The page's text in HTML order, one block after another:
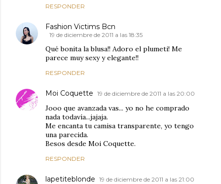
RESPONDER
Fashion Victims Bcn
19 de diciembre de 2011 a las 18:35
Qué bonita la blusa!! Adoro el plumeti! Me
parece muy sexy y elegante!!
RESPONDER
Moi Coquette 19 de diciembre de 2011 a las 20:00
Jooo que avanzada vas... yo no he comprado
nada todavía...jajaja.
Me encanta tu camisa transparente, yo tengo
una parecida.
Besos desde Moi Coquette.
RESPONDER
lapetiteblonde 19 de diciembre de 2011 a las 21:00